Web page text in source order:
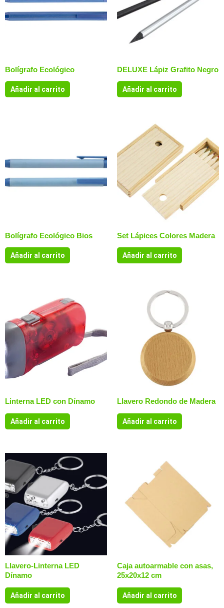
Bolígrafo Ecológico
Añadir al carrito
DELUXE Lápiz Grafito Negro
Añadir al carrito
Bolígrafo Ecológico Bios
Añadir al carrito
Set Lápices Colores Madera
Añadir al carrito
Linterna LED con Dínamo
Añadir al carrito
Llavero Redondo de Madera
Añadir al carrito
Llavero-Linterna LED
Dínamo
Añadir al carrito
Caja autoarmable con asas,
25x20x12 cm
Añadir al carrito